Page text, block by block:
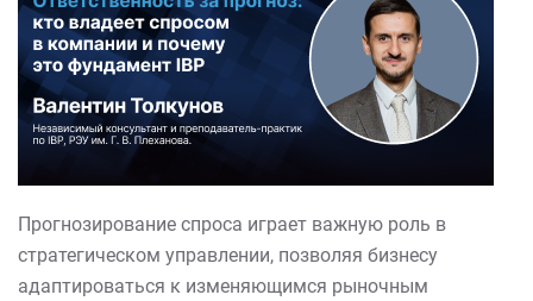
Прогнозирование спроса играет важную роль в
стратегическом управлении, позволяя бизнесу
адаптироваться к изменяющимся рыночным